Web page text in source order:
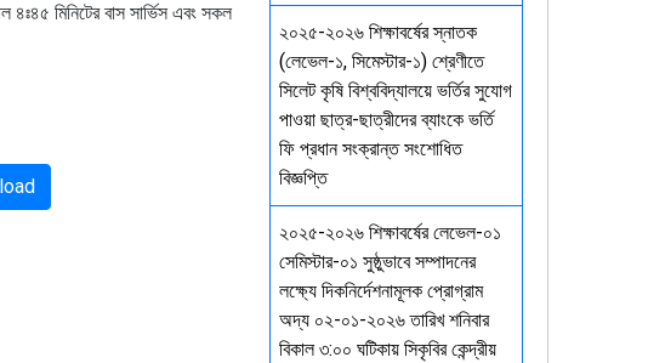
মিনিটের বাস সার্ভিস এবং সকল
২০২৫-২০২৬ শিক্ষাবর্ষের স্নাতক
(লেভেল-১, সিমেস্টার-১) শ্রেণীতে
সিলেট কৃষি বিশ্ববিদ্যালয়ে ভর্তির সুযোগ
পাওয়া ছাত্র-ছাত্রীদের ব্যাংকে ভর্তি
ফি প্রধান সংক্রান্ত সংশোধিত
বিজ্ঞপ্তি
২০২৫-২০২৬ শিক্ষাবর্ষের লেভেল-০১
সেমিস্টার-০১ সুষ্ঠুভাবে সম্পাদনের
লক্ষ্যে দিকনির্দেশনামূলক প্রোগ্রাম
অদ্য ০২-০১-২০২৬ তারিখ শনিবার
বিকাল ৩:০০ ঘটিকায় সিকৃবির কেন্দ্রীয়